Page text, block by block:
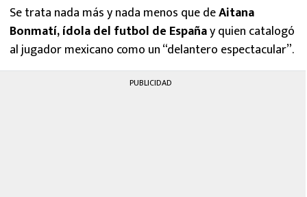
Se trata nada más y nada menos que deAitana
Bonmatí, ídola del futbol de Españay quien catalogó
al jugador mexicano como un “delantero espectacular”.
PUBLICIDAD